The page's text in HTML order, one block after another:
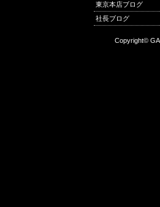
東京本店ブログ
社長ブログ
Copyright©